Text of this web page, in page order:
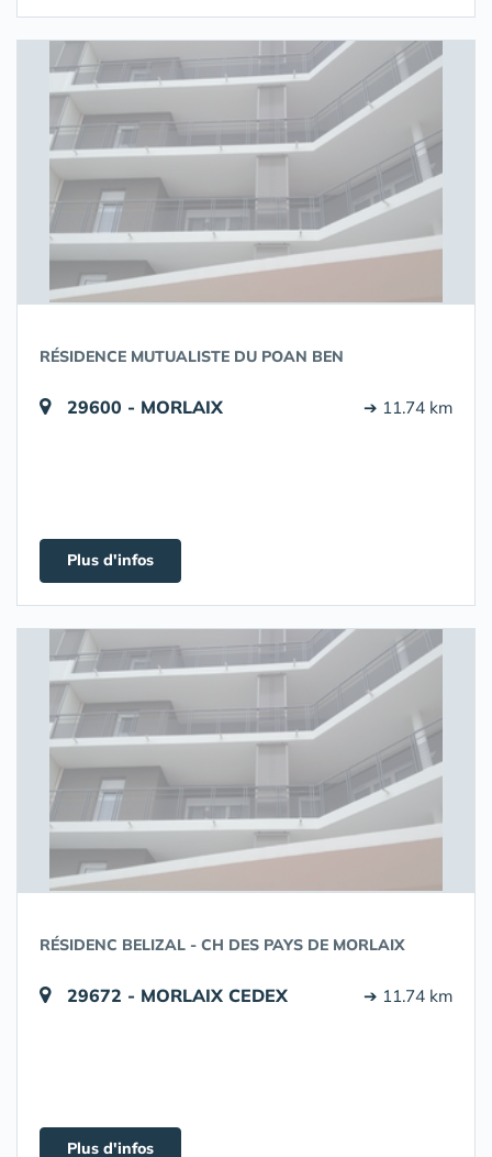
RÉSIDENCE MUTUALISTE DU POAN BEN
29600 - MORLAIX ➔ 11.74 km
Plus d'infos
RÉSIDENC BELIZAL - CH DES PAYS DE MORLAIX
29672 - MORLAIX CEDEX ➔ 11.74 km
Plus d'infos